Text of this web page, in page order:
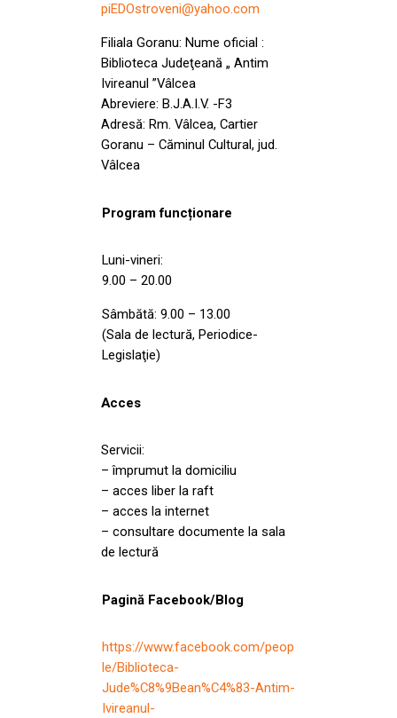
piEDOstroveni@yahoo.com
Filiala Goranu: Nume oficial :
Biblioteca Judeţeană „ Antim
Ivireanul ”Vâlcea
Abreviere: B.J.A.I.V. -F3
Adresă: Rm. Vâlcea, Cartier
Goranu – Căminul Cultural, jud.
Vâlcea
Program funcționare
Luni-vineri:
9.00 – 20.00
Sâmbătă: 9.00 – 13.00
(Sala de lectură, Periodice-
Legislaţie)
Acces
Servicii:
– împrumut la domiciliu
– acces liber la raft
– acces la internet
– consultare documente la sala
de lectură
Pagină Facebook/Blog
https://www.facebook.com/peop
le/Biblioteca-
Jude%C8%9Bean%C4%83-Antim-
Ivireanul-